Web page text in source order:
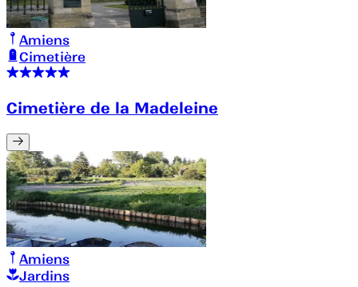
Amiens
Cimetière
Cimetière de la Madeleine
Amiens
Jardins